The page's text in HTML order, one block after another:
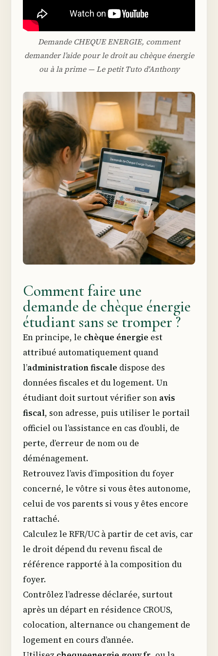
Demande CHEQUE ENERGIE, comment
demander l’aide pour le droit au chèque énergie
ou à la prime — Le petit Tuto d'Anthony
Comment faire une
demande de chèque énergie
étudiant sans se tromper ?
En principe, le chèque énergie est
attribué automatiquement quand
l’administration fiscale dispose des
données fiscales et du logement. Un
étudiant doit surtout vérifier son avis
fiscal, son adresse, puis utiliser le portail
officiel ou l’assistance en cas d’oubli, de
perte, d’erreur de nom ou de
déménagement.
Retrouvez l’avis d’imposition du foyer
concerné, le vôtre si vous êtes autonome,
celui de vos parents si vous y êtes encore
rattaché.
Calculez le RFR/UC à partir de cet avis, car
le droit dépend du revenu fiscal de
référence rapporté à la composition du
foyer.
Contrôlez l’adresse déclarée, surtout
après un départ en résidence CROUS,
colocation, alternance ou changement de
logement en cours d’année.